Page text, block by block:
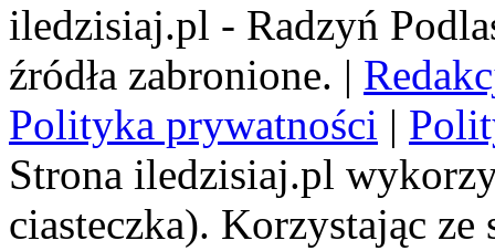
iledzisiaj.pl - Radzyń
źródła zabronione. |
Polityka prywatności |
Strona iledzisiaj.pl
ciasteczka). Korzystając